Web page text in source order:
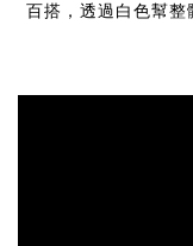
百搭，透過白色幫